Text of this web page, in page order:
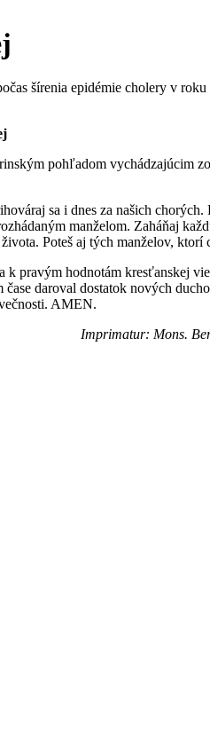
šírenia epidémie cholery v
pohľadom vychádzajúcim
sa i dnes za našich
manželom. Zaháňaj
Poteš aj tých manželov, ktorí
pravým hodnotám kresťanskej
daroval dostatok nových
AMEN.
Imprimatur: Mons.